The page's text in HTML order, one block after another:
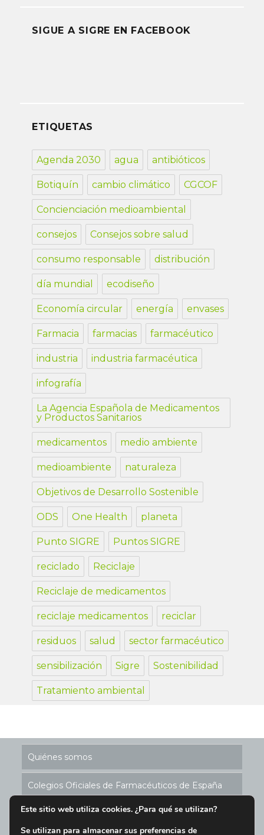
SIGUE A SIGRE EN FACEBOOK
ETIQUETAS
Agenda 2030 agua antibióticos
Botiquín cambio climático CGCOF
Concienciación medioambiental
consejos Consejos sobre salud
consumo responsable distribución
día mundial ecodiseño
Economía circular energía envases
Farmacia farmacias farmacéutico
industria industria farmacéutica
infografía
La Agencia Española de Medicamentos
y Productos Sanitarios
medicamentos medio ambiente
medioambiente naturaleza
Objetivos de Desarrollo Sostenible
ODS One Health planeta
Punto SIGRE Puntos SIGRE
reciclado Reciclaje
Reciclaje de medicamentos
reciclaje medicamentos reciclar
residuos salud sector farmacéutico
sensibilización Sigre Sostenibilidad
Tratamiento ambiental
Quiénes somos
Colegios Oficiales de Farmacéuticos de España
Historia de los Puntos SIGRE
Este sitio web utiliza cookies. ¿Para qué se utilizan?
Se utilizan para almacenar sus preferencias de